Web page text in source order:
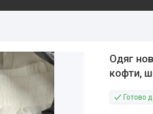
Одяг
кофти,
Готово